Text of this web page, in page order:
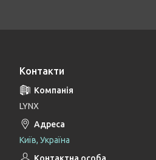
Контакти
LYNX
Київ, Україна